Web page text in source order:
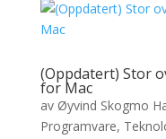
(Oppdatert) Stor
for Mac
av Øyvind Skogmo
Programvare,